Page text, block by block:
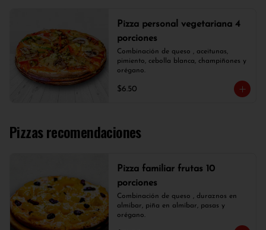
Pizza personal vegetariana 4
porciones
Combinación de queso , aceitunas,
pimiento, cebolla blanca, champiñones y
orégano.
$6.50
Pizzas recomendaciones
Pizza familiar frutas 10
porciones
Combinación de queso , duraznos en
almíbar, piña en almíbar, pasas y
orégano.